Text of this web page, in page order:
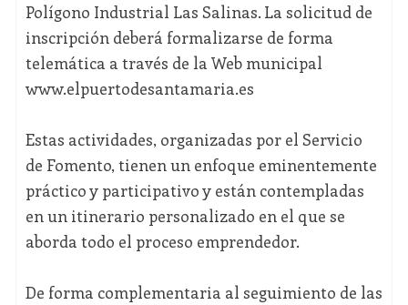
Polígono Industrial Las Salinas. La solicitud de
inscripción deberá formalizarse de forma
telemática a través de la Web municipal
www.elpuertodesantamaria.es
Estas actividades, organizadas por el Servicio
de Fomento, tienen un enfoque eminentemente
práctico y participativo y están contempladas
en un itinerario personalizado en el que se
aborda todo el proceso emprendedor.
De forma complementaria al seguimiento de las